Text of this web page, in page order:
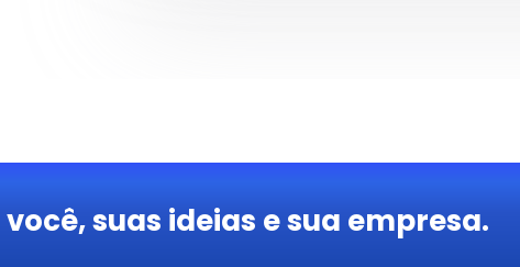
suas ideias e sua empresa.